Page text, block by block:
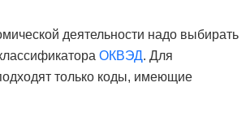
деятельности надо выбирать
ОКВЭД. Для
только коды, имеющие